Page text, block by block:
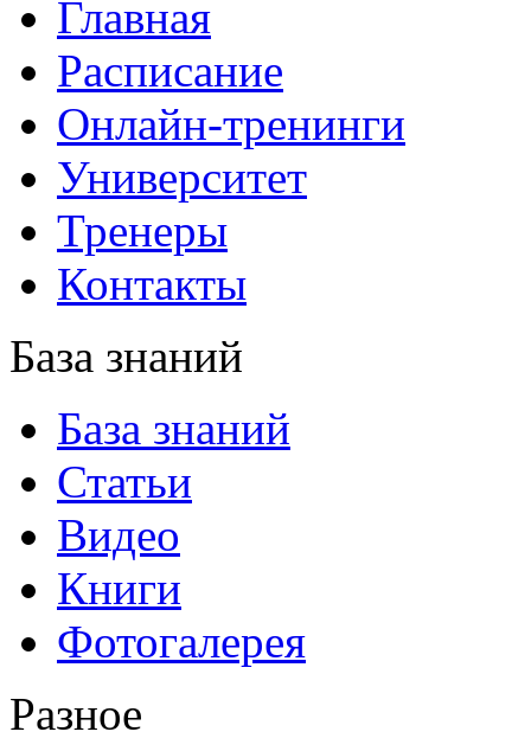
Главная
Расписание
Онлайн-тренинги
Университет
Тренеры
Контакты
База знаний
База знаний
Статьи
Видео
Книги
Фотогалерея
Разное